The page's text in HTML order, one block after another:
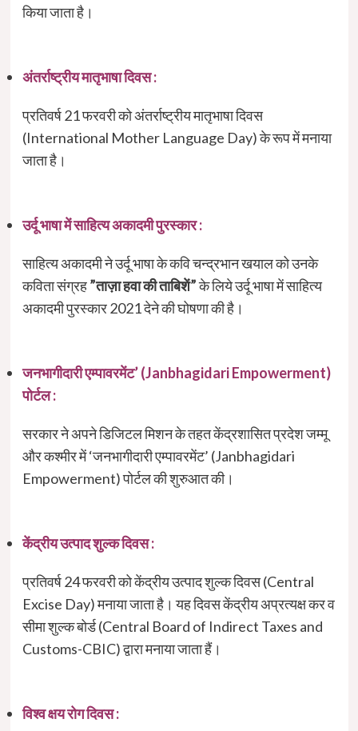
किया जाता है।
अंतर्राष्ट्रीय मातृभाषा दिवस :
प्रतिवर्ष 21 फरवरी को अंतर्राष्ट्रीय मातृभाषा दिवस
(International Mother Language Day) के रूप में मनाया
जाता है।
उर्दू भाषा में साहित्‍य अकादमी पुरस्‍कार :
साहित्‍य अकादमी ने उर्दू भाषा के कवि चन्‍द्रभान खयाल को उनके
कविता संग्रह”ताज़ा हवा की ताबिशें”के लिये उर्दू भाषा में साहित्‍य
अकादमी पुरस्‍कार 2021 देने की घोषणा की है।
जनभागीदारी एम्पावरमेंट’ (Janbhagidari Empowerment)
पोर्टल :
सरकार ने अपने डिजिटल मिशन के तहत केंद्रशासित प्रदेश जम्मू
और कश्मीर में ‘जनभागीदारी एम्पावरमेंट’ (Janbhagidari
Empowerment) पोर्टल की शुरुआत की।
केंद्रीय उत्पाद शुल्क दिवस :
प्रतिवर्ष 24 फरवरी को केंद्रीय उत्पाद शुल्क दिवस (Central
Excise Day) मनाया जाता है। यह दिवस केंद्रीय अप्रत्यक्ष कर व
सीमा शुल्क बोर्ड (Central Board of Indirect Taxes and
Customs-CBIC) द्वारा मनाया जाता हैं।
विश्व क्षय रोग दिवस :